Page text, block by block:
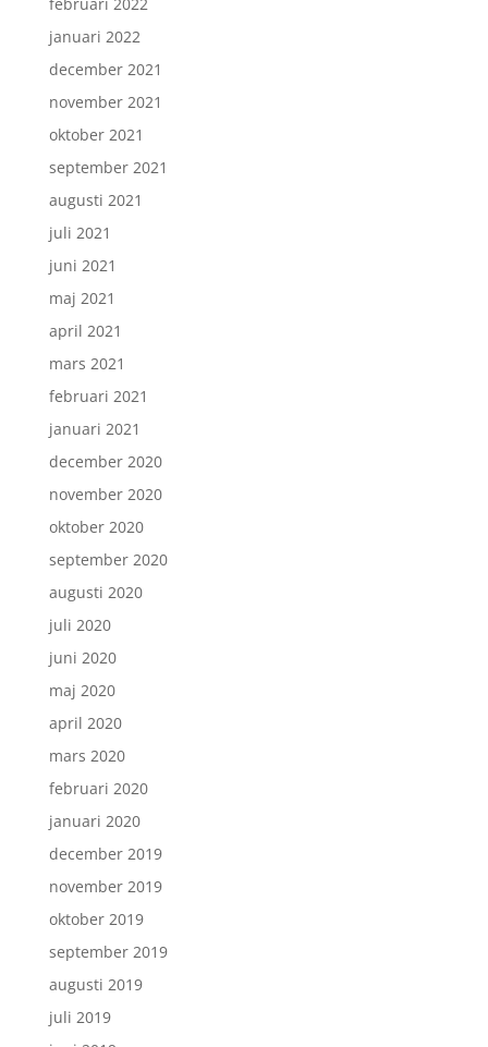
januari 2022
december 2021
november 2021
oktober 2021
september 2021
augusti 2021
juli 2021
juni 2021
maj 2021
april 2021
mars 2021
februari 2021
januari 2021
december 2020
november 2020
oktober 2020
september 2020
augusti 2020
juli 2020
juni 2020
maj 2020
april 2020
mars 2020
februari 2020
januari 2020
december 2019
november 2019
oktober 2019
september 2019
augusti 2019
juli 2019